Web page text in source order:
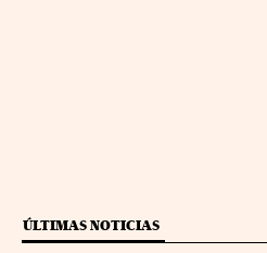
ÚLTIMAS NOTICIAS